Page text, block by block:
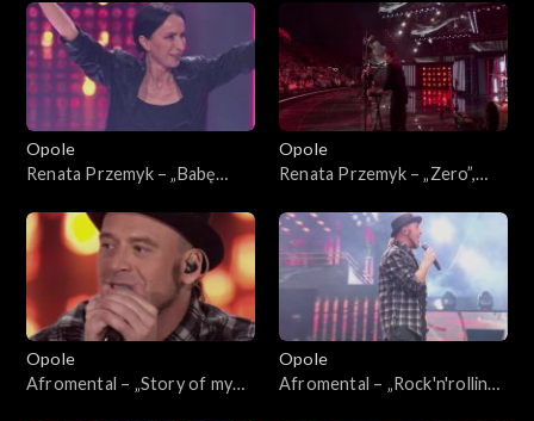
„SuperJedynki”
„SuperJedynki”
Opole
Renata Przemyk – „Babę
Koncert „SuperJedynki”
Opole
Renata Przemyk – „Zero”,
Koncert „SuperJedynki”
Opole
Afromental – „Story of my
Opole
Afromental – „Rock'n'rolling